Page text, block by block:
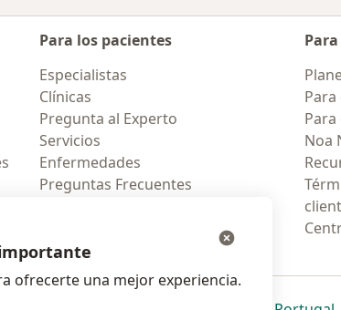
Para los pacientes
Especialistas
Clínicas
Pregunta al Experto
Servicios
Enfermedades
Preguntas Frecuentes
Para
Para
Noa
ofrecerte una mejor experiencia.